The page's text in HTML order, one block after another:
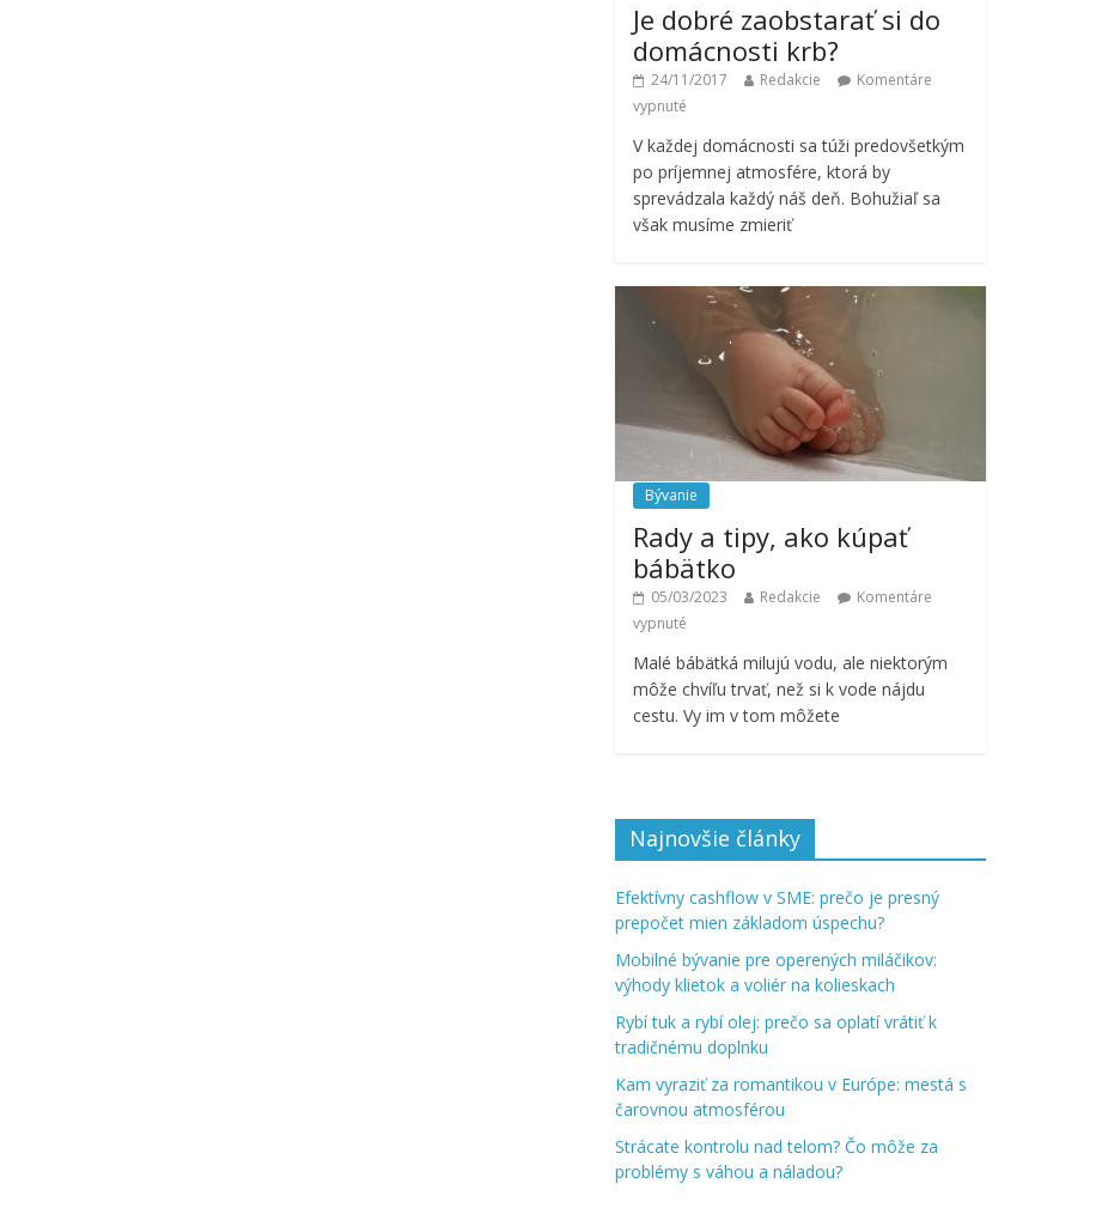
Je dobré zaobstarať si do
domácnosti krb?
24/11/2017 Redakcie
Komentáre
vypnuté
V každej domácnosti sa túži predovšetkým
po príjemnej atmosfére, ktorá by
sprevádzala každý náš deň. Bohužiaľ sa
však musíme zmieriť
Bývanie
Rady a tipy, ako kúpať
bábätko
05/03/2023 Redakcie
Komentáre
vypnuté
Malé bábätká milujú vodu, ale niektorým
môže chvíľu trvať, než si k vode nájdu
cestu. Vy im v tom môžete
Najnovšie články
Efektívny cashflow v SME: prečo je presný
prepočet mien základom úspechu?
Mobilné bývanie pre operených miláčikov:
výhody klietok a voliér na kolieskach
Rybí tuk a rybí olej: prečo sa oplatí vrátiť k
tradičnému doplnku
Kam vyraziť za romantikou v Európe: mestá s
čarovnou atmosférou
Strácate kontrolu nad telom? Čo môže za
problémy s váhou a náladou?